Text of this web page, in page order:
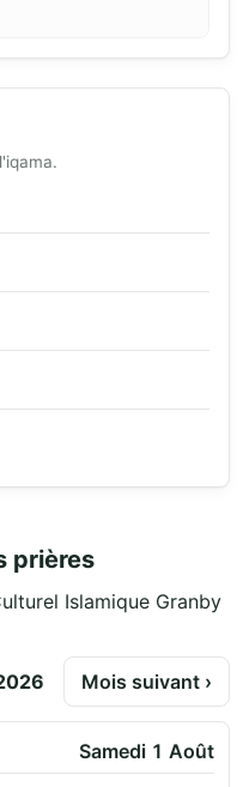
prières
Islamique Granby
Mois suivant ›
Samedi 1 Août